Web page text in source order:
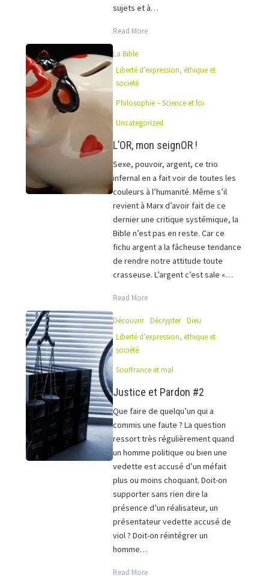
sujets et à…
Read More
La Bible
Liberté d’expression, éthique et
société
Philosophie – Science et foi
Uncategorized
L’OR, mon seignOR !
Sexe, pouvoir, argent, ce trio
infernal en a fait voir de toutes les
couleurs à l’humanité. Même s’il
revient à Marx d’avoir fait de ce
dernier une critique systémique, la
Bible n’est pas en reste. Car ce
fichu argent a la fâcheuse tendance
de rendre notre attitude toute
crasseuse. L’argent c’est sale «…
Read More
Découvrir Décrypter Dieu
Liberté d’expression, éthique et
société
Souffrance et mal
Justice et Pardon #2
Que faire de quelqu’un qui a
commis une faute ? La question
ressort très régulièrement quand
un homme politique ou bien une
vedette est accusé d’un méfait
plus ou moins choquant. Doit-on
supporter sans rien dire la
présence d’un réalisateur, un
présentateur vedette accusé de
viol ? Doit-on réintégrer un
homme…
Read More